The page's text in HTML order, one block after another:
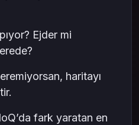
Ejder mi
haritayı
fark yaratan en